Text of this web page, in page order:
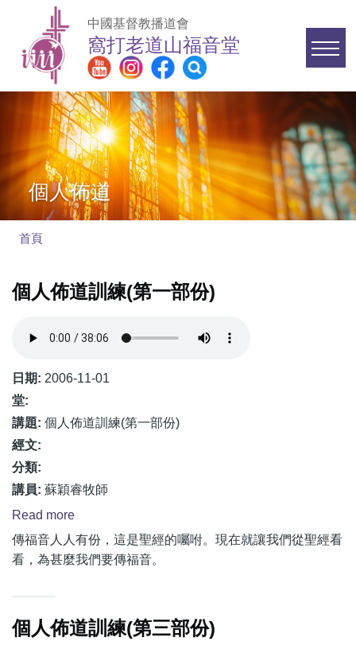
移至主內容
中國基督教播道會
窩打老道山福音堂
Main
navigation
個人佈道
航
連
結
首頁
個人佈道訓練(第一部份)
日期: 2006-11-01
堂:
講題: 個人佈道訓練(第一部份)
經文:
分類:
講員: 蘇穎睿牧師
Read more
個
人
訓
傳福音人人有份，這是聖經的囑咐。現在就讓我們從聖經看
看，為甚麼我們要傳福音。
個人佈道訓練(第三部份)